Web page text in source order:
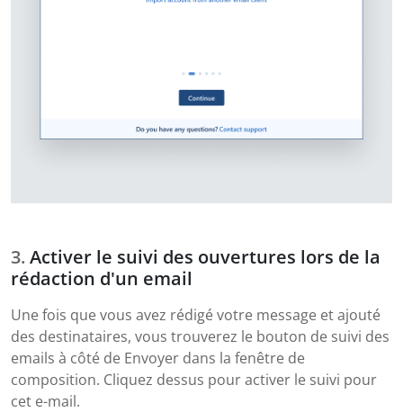
Activer le suivi des ouvertures lors de la
rédaction d'un email
Une fois que vous avez rédigé votre message et ajouté
des destinataires, vous trouverez le bouton de suivi des
emails à côté de Envoyer dans la fenêtre de
composition. Cliquez dessus pour activer le suivi pour
cet e-mail.